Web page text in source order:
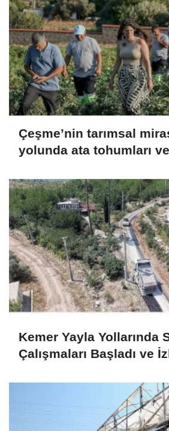
Çeşme’nin tarımsal
yolunda ata tohumları
Kemer Yayla Yollarında
Çalışmaları Başladı ve